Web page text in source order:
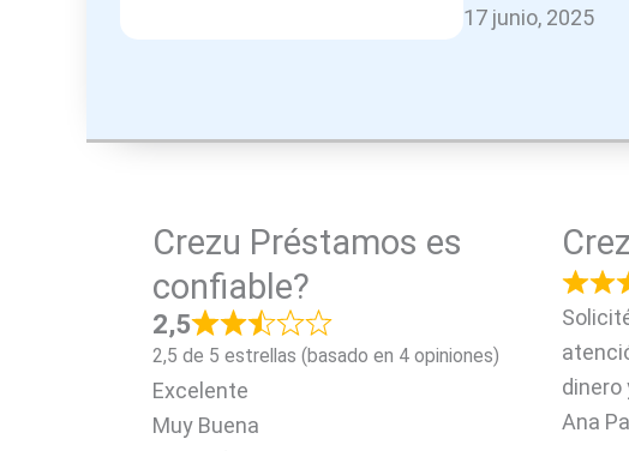
17 junio, 2025
Crezu Préstamos es
confiable?
2,5
2,5 de 5 estrellas (basado en 4 opiniones)
Excelente
Muy Buena
dinero
Ana